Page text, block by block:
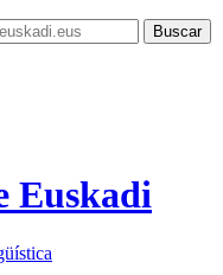
Euskadi